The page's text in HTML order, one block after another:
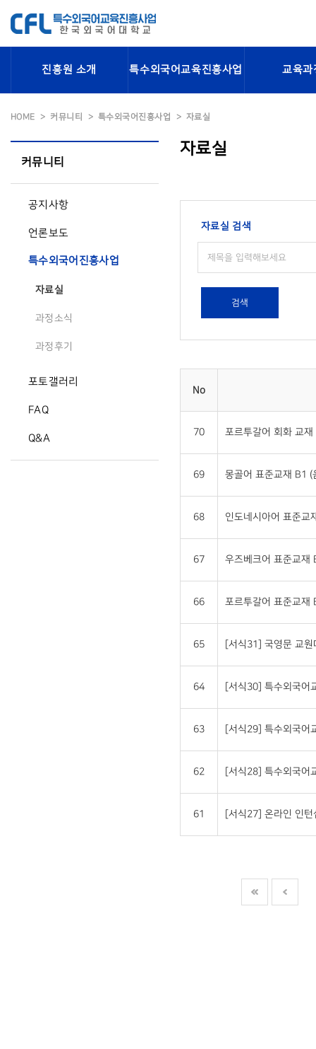
진흥원 소개 특수외국어교육진흥사업 교육과
HOME 커뮤니티 특수외국어진흥사업 자료실
커뮤니티
공지사항
언론보도
특수외국어진흥사업
자료실
과정소식
과정후기
포토갤러리
FAQ
Q&A
자료실
자료실 검색
검색
No
70 포르투갈어 회화 교재
69 몽골어 표준교재 B1 (
68 인도네시아어 표준교
67 우즈베크어 표준교재
66 포르투갈어 표준교재
65 [서식31] 국영문 교
64 [서식30] 특수외국어
63 [서식29] 특수외국어
62 [서식28] 특수외국어
61 [서식27] 온라인 인턴